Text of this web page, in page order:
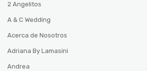
2 Angelitos
A & C Wedding
Acerca de Nosotros
Adriana By Lamasini
Andrea